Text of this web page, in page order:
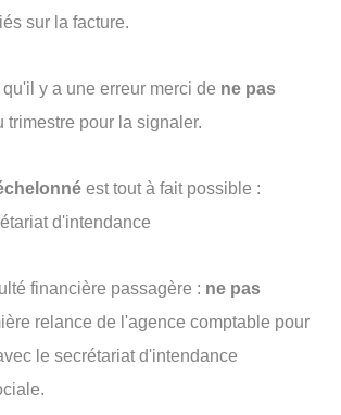
sur la facture.
y a une erreur merci de ne pas
trimestre pour la signaler.
est tout à fait possible :
d'intendance
financière passagère : ne pas
relance de l'agence comptable pour
le secrétariat d'intendance